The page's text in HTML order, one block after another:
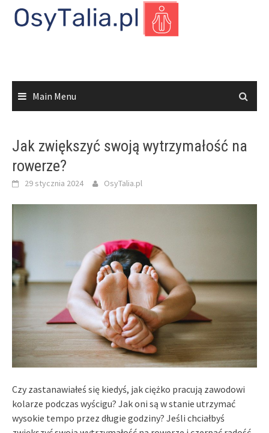
Main Menu
Jak zwiększyć swoją wytrzymałość na
rowerze?
29 stycznia 2024 OsyTalia.pl
Czy zastanawiałeś się kiedyś, jak ciężko pracują zawodowi
kolarze podczas wyścigu? Jak oni są w stanie utrzymać
wysokie tempo przez długie godziny? Jeśli chciałbyś